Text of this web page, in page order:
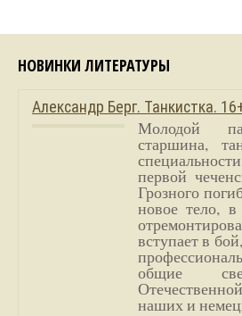
НОВИНКИ ЛИТЕРАТУРЫ
Александр Берг. Танкистка.
Молодой
старшина,
первой
Грозного
новое тело,
вступает в
общие
наших и